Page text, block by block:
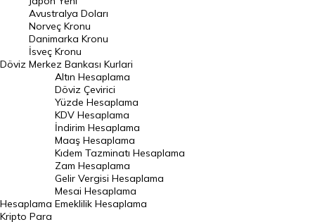
Danimarka Kronu Kuru
Kanada Doları Kuru
Norveç Kronu Kuru
İsveç Kronu Kuru
Japon Yeni Kuru
Serbest Piyasa Döviz Kurları
Merkez Bankası Döviz Kurları
Altın Fiyatları
Döviz
Avustralya Doları
Norveç Kronu
Danimarka Kronu
İsveç Kronu
Merkez Bankası Kurlari
Hesaplama
Altın Hesaplama
Döviz Çevirici
Yüzde Hesaplama
KDV Hesaplama
İndirim Hesaplama
Maaş Hesaplama
Kıdem Tazminatı Hesaplama
Zam Hesaplama
Gelir Vergisi Hesaplama
Mesai Hesaplama
Emeklilik Hesaplama
Kripto Para